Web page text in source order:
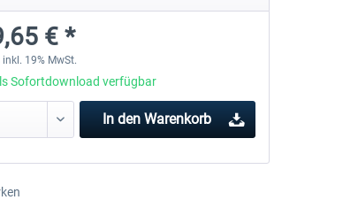
€ *
inkl. 19% MwSt.
Sofortdownload verfügbar
In den Warenkorb